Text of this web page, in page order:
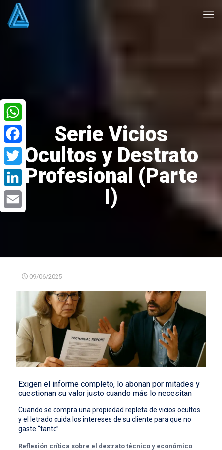
Serie Vicios
Ocultos y Destrato
Profesional (Parte
I)
09/06/2025
Exigen el informe completo, lo abonan por mitades y
cuestionan su valor justo cuando más lo necesitan
Cuando se compra una propiedad repleta de vicios ocultos
y el letrado cuida los intereses de su cliente para que no
gaste “tanto”
Reflexión crítica sobre el destrato técnico y económico
WhatsApp
Facebook
Twitter
LinkedIn